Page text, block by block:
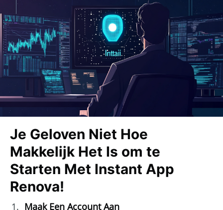
Je Geloven Niet Hoe
Makkelijk Het Is om te
Starten Met Instant App
Renova!
Maak Een Account Aan